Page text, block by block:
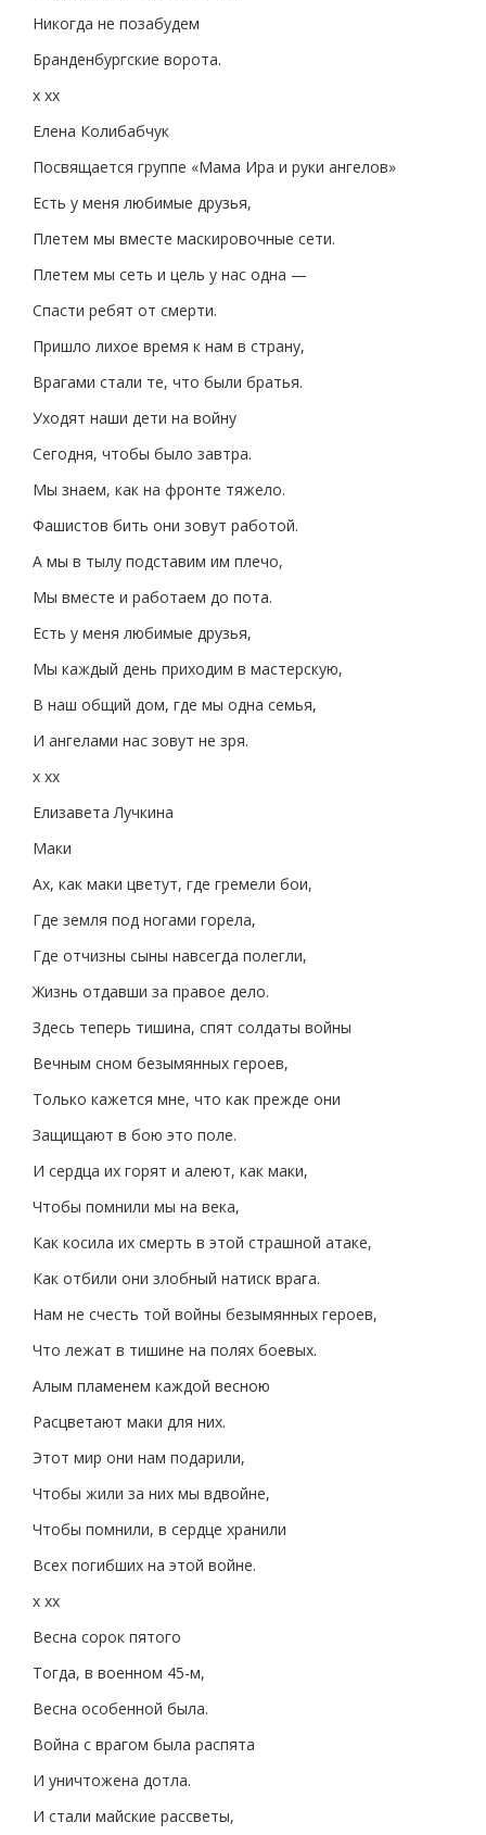
Никогда не позабудем
Бранденбургские ворота.
х хх
Елена Колибабчук
Посвящается группе «Мама Ира и руки ангелов»
Есть у меня любимые друзья,
Плетем мы вместе маскировочные сети.
Плетем мы сеть и цель у нас одна —
Спасти ребят от смерти.
Пришло лихое время к нам в страну,
Врагами стали те, что были братья.
Уходят наши дети на войну
Сегодня, чтобы было завтра.
Мы знаем, как на фронте тяжело.
Фашистов бить они зовут работой.
А мы в тылу подставим им плечо,
Мы вместе и работаем до пота.
Есть у меня любимые друзья,
Мы каждый день приходим в мастерскую,
В наш общий дом, где мы одна семья,
И ангелами нас зовут не зря.
х хх
Елизавета Лучкина
Маки
Ах, как маки цветут, где гремели бои,
Где земля под ногами горела,
Где отчизны сыны навсегда полегли,
Жизнь отдавши за правое дело.
Здесь теперь тишина, спят солдаты войны
Вечным сном безымянных героев,
Только кажется мне, что как прежде они
Защищают в бою это поле.
И сердца их горят и алеют, как маки,
Чтобы помнили мы на века,
Как косила их смерть в этой страшной атаке,
Как отбили они злобный натиск врага.
Нам не счесть той войны безымянных героев,
Что лежат в тишине на полях боевых.
Алым пламенем каждой весною
Расцветают маки для них.
Этот мир они нам подарили,
Чтобы жили за них мы вдвойне,
Чтобы помнили, в сердце хранили
Всех погибших на этой войне.
х хх
Весна сорок пятого
Тогда, в военном 45-м,
Весна особенной была.
Война с врагом была распята
И уничтожена дотла.
И стали майские рассветы,